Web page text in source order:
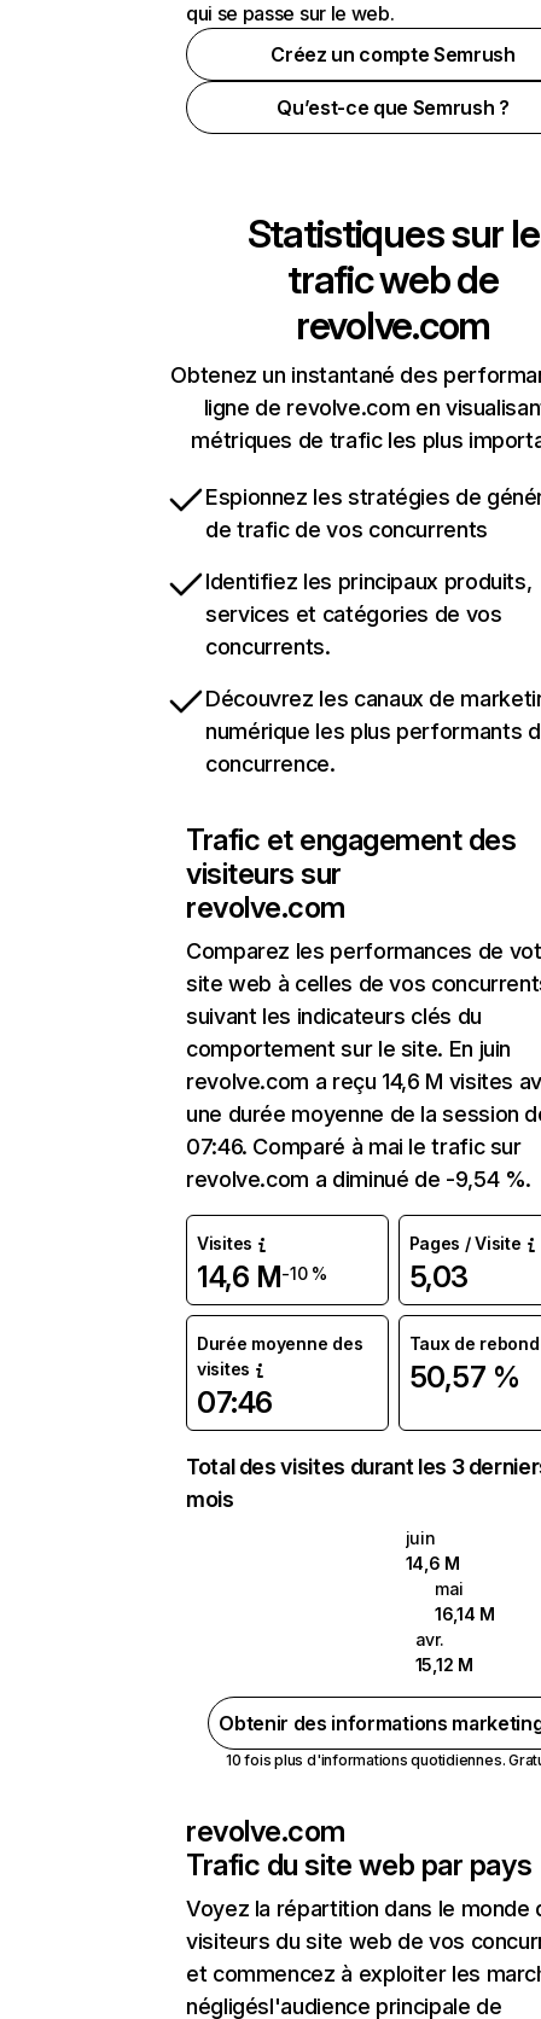
qui se passe sur le web.
Créez un compte Semrush
Qu’est-ce que Semrush ?
Statistiques sur le
trafic web de
revolve.com
Obtenez un instantané des
ligne de revolve.com en
métriques de trafic les plus
Espionnez les stratégies de
de trafic de vos concurrents
Identifiez les principaux produits,
services et catégories de vos
concurrents.
Découvrez les canaux de
numérique les plus performants
concurrence.
Trafic et engagement des
visiteurs sur
revolve.com
Comparez les performances de
site web à celles de vos
suivant les indicateurs clés du
comportement sur le site. En juin
revolve.com a reçu 14,6 M visites
une durée moyenne de la session
07:46. Comparé à mai le trafic sur
revolve.com a diminué de -9,54 %.
Visites
14,6 M-10 %
Pages / Visite
5,03
Durée moyenne des
visites
07:46
Taux de rebond
50,57 %
Total des visites durant les 3
mois
juin
14,6 M
mai
16,14 M
avr.
15,12 M
Obtenir des informations
10 fois plus d'informations quotidiennes.
revolve.com
Trafic du site web par pays
Voyez la répartition dans le monde
visiteurs du site web de vos
et commencez à exploiter les
négligésl'audience principale de